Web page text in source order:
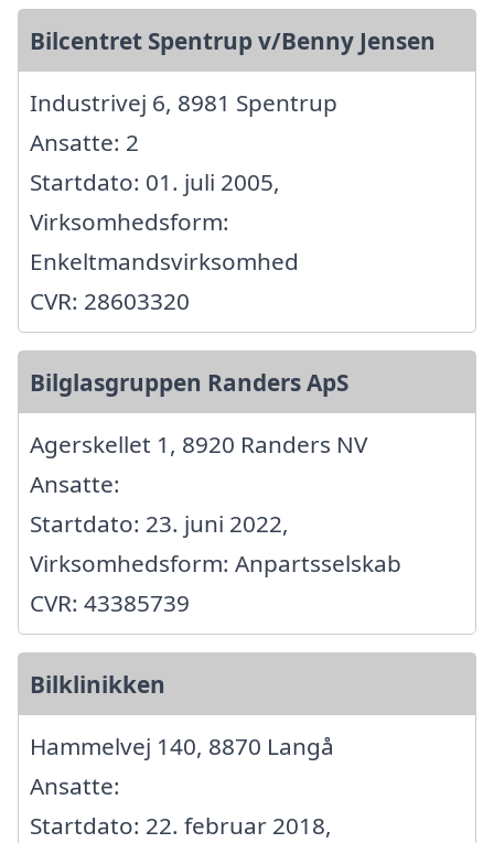
Bilcentret Spentrup v/Benny Jensen
Industrivej 6, 8981 Spentrup
Ansatte: 2
Startdato: 01. juli 2005,
Virksomhedsform:
Enkeltmandsvirksomhed
CVR: 28603320
Bilglasgruppen Randers ApS
Agerskellet 1, 8920 Randers NV
Ansatte:
Startdato: 23. juni 2022,
Virksomhedsform: Anpartsselskab
CVR: 43385739
Bilklinikken
Hammelvej 140, 8870 Langå
Ansatte:
Startdato: 22. februar 2018,